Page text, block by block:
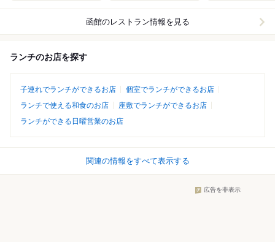
函館のレストラン情報を見る
ランチのお店を探す
子連れでランチができるお店
個室でランチができるお店
ランチで使える和食のお店
座敷でランチができるお店
ランチができる日曜営業のお店
関連の情報をすべて表示する
広告を非表示